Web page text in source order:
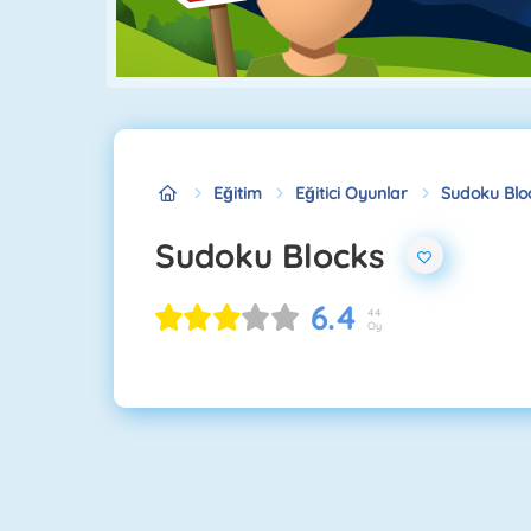
Eğitim Eğitici Oyunlar Sudoku
Sudoku Blocks
6.4
44
Oy